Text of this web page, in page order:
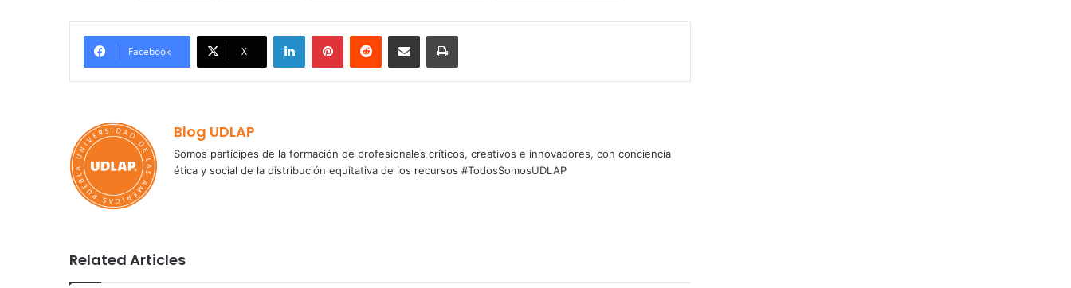
Facebook X
LinkedInPinterestReddit Share via Email Print
Blog UDLAP
Somos partícipes de la formación de profesionales críticos, creativos e innovadores, con conciencia
ética y social de la distribución equitativa de los recursos #TodosSomosUDLAP
Related Articles